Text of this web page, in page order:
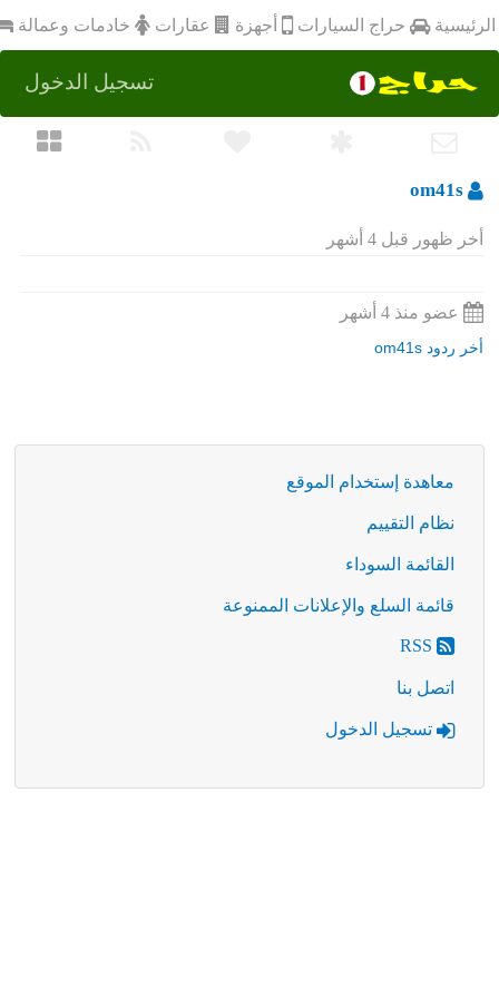
الرئيسية حراج السيارات أجهزة عقارات خادمات وعمالة
تسجيل الدخول
om41s
أخر ظهور قبل 4 أشهر
عضو منذ 4 أشهر
أخر ردود om41s
معاهدة إستخدام الموقع
نظام التقييم
القائمة السوداء
قائمة السلع والإعلانات الممنوعة
RSS
اتصل بنا
تسجيل الدخول